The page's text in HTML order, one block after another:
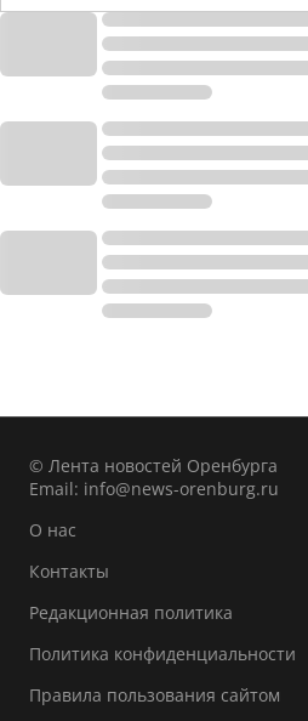
© Лента новостей Оренбурга
Email: info@news-orenburg.ru
О нас
Контакты
Редакционная политика
Политика конфиденциальности
Правила пользования сайтом